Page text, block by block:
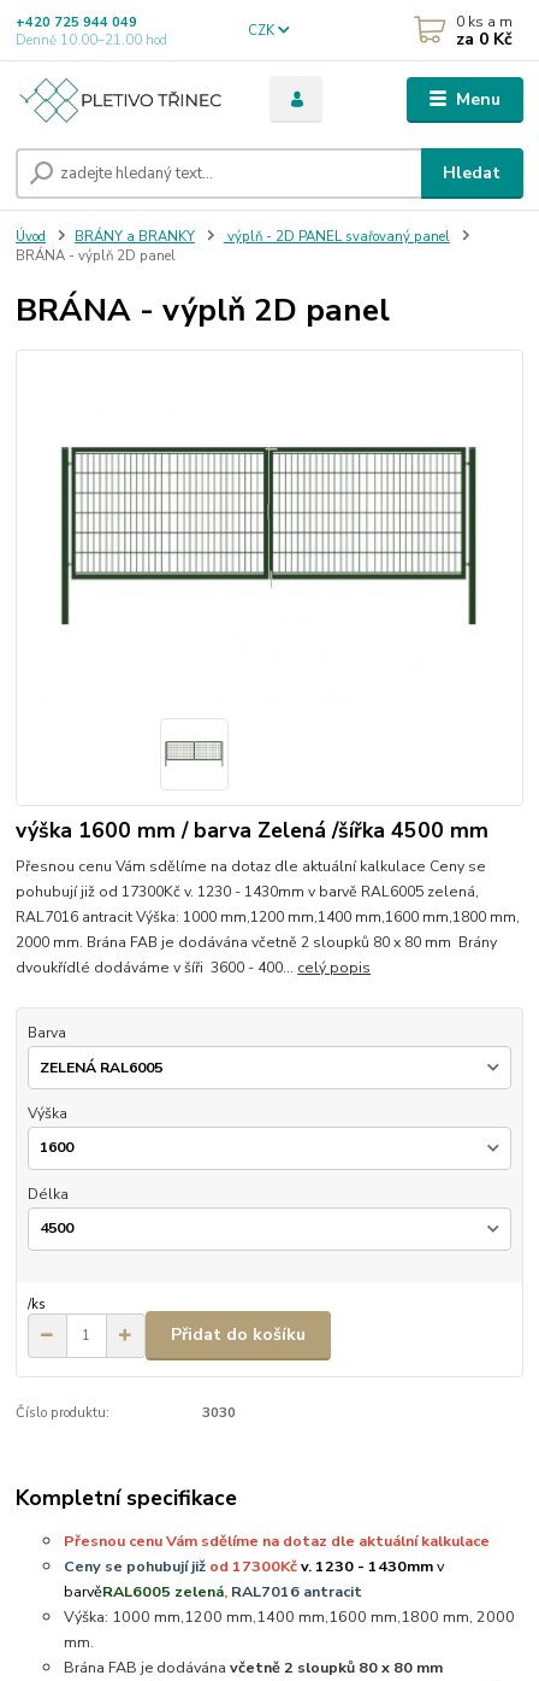
Menu
CZK
Hledat
+420 725 944 049
Denně 10.00–21.00 hod
0 ks a m
za 0 Kč
Úvod BRÁNY a BRANKY
výplň - 2D PANEL svařovaný panel
BRÁNA - výplň 2D panel
BRÁNA - výplň 2D panel
výška 1600 mm / barva Zelená /šířka 4500 mm
Přesnou cenu Vám sdělíme na dotaz dle aktuální kalkulace Ceny se
pohubují již od 17300Kč v. 1230 - 1430mm v barvě RAL6005 zelená,
RAL7016 antracit Výška: 1000 mm,1200 mm,1400 mm,1600 mm,1800 mm,
2000 mm. Brána FAB je dodávána včetně 2 sloupků 80 x 80 mm Brány
dvoukřídlé dodáváme v šíři 3600 - 400... celý popis
Barva
Výška
Délka
/ks
Přidat do košíku
Číslo produktu: 3030
Kompletní specifikace
Přesnou cenu Vám sdělíme na dotaz dle aktuální kalkulace
Ceny se pohubují již od 17300Kčv. 1230 - 1430mmv
barvěRAL6005 zelená, RAL7016 antracit
Výška: 1000 mm,1200 mm,1400 mm,1600 mm,1800 mm, 2000
mm.
Brána FAB je dodávánavčetně 2 sloupků 80 x 80 mm